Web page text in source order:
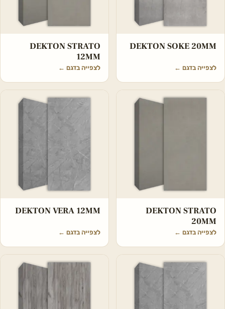
DEKTON SOKE 20MM
לצפייה בדגם ←
DEKTON STRATO
12MM
לצפייה בדגם ←
DEKTON STRATO
20MM
לצפייה בדגם ←
DEKTON VERA 12MM
לצפייה בדגם ←